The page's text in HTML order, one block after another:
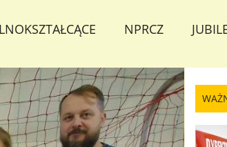
NPRCZ